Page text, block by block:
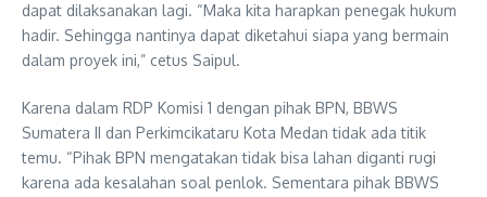
dapat dilaksanakan lagi. “Maka kita harapkan penegak hukum
hadir. Sehingga nantinya dapat diketahui siapa yang bermain
dalam proyek ini,” cetus Saipul.
Karena dalam RDP Komisi 1 dengan pihak BPN, BBWS
Sumatera II dan Perkimcikataru Kota Medan tidak ada titik
temu. “Pihak BPN mengatakan tidak bisa lahan diganti rugi
karena ada kesalahan soal penlok. Sementara pihak BBWS